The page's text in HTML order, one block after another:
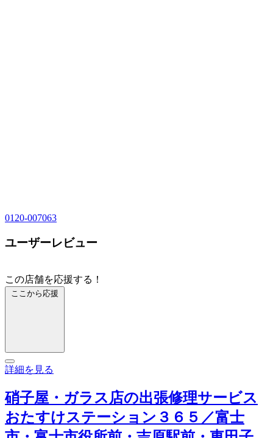
0120-007063
ユーザーレビュー
この店舗を応援する！
ここから応援
詳細を見る
硝子屋・ガラス店の出張修理サービス
おたすけステーション３６５／富士